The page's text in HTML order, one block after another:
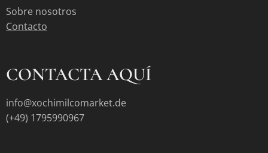
Sobre nosotros
Contacto
CONTACTA AQUÍ
info@xochimilcomarket.de
(+49) 1795990967